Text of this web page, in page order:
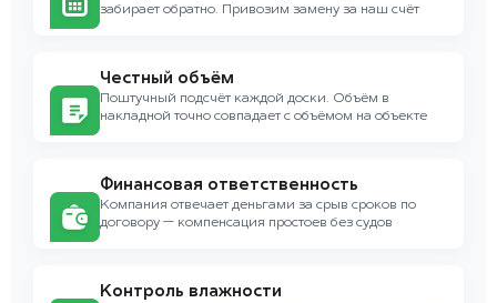
забирает обратно. Привозим замену за наш счёт
Честный объём
Поштучный подсчёт каждой доски. Объём в
накладной точно совпадает с объёмом на объекте
Финансовая ответственность
Компания отвечает деньгами за срыв сроков по
договору — компенсация простоев без судов
Контроль влажности